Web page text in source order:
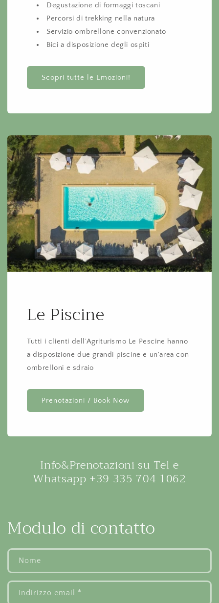
Degustazione di formaggi toscani
Percorsi di trekking nella natura
Servizio ombrellone convenzionato
Bici a disposizione degli ospiti
Scopri tutte le Emozioni!
Le Piscine
Tutti i clienti dell'Agriturismo Le Pescine hanno
a disposizione due grandi piscine e un'area con
ombrelloni e sdraio
Prenotazioni / Book Now
Info&Prenotazioni su Tel e
Whatsapp +39 335 704 1062
Modulo di contatto
Nome
Indirizzo email *